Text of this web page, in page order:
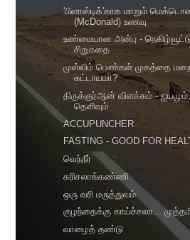
'பிளாஸ்டிக்'காக மாறும்
(McDonald) உணவு
உண்மையான அன்பு -
சிறுகதை
முஸ்லிம் பெண்கள் முகத்தை
கட்டாயமா?
திருக்குர்ஆன் விளக்கம் -
தெளிவும்
ACCUPUNCHER
FASTING - GOOD FOR
வெந்நீர்
கரிசலாங்கண்ணி
ஒரு வரி மருத்துவம்
குழந்தைக்கு காய்ச்சலா...
வாழைத் தண்டு